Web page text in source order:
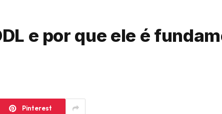
e por que ele é
Pinterest